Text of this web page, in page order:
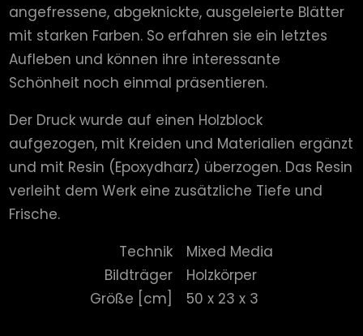
angefressene, abgeknickte, ausgeleierte Blätter
mit starken Farben. So erfahren sie ein letztes
Aufleben und können ihre interessante
Schönheit noch einmal präsentieren.
Der Druck wurde auf einen Holzblock
aufgezogen, mit Kreiden und Materialien ergänzt
und mit Resin (Epoxydharz) überzogen. Das Resin
verleiht dem Werk eine zusätzliche Tiefe und
Frische.
Technik
Mixed Media
Bildträger
Holzkörper
Größe [cm]
50 x 23 x 3